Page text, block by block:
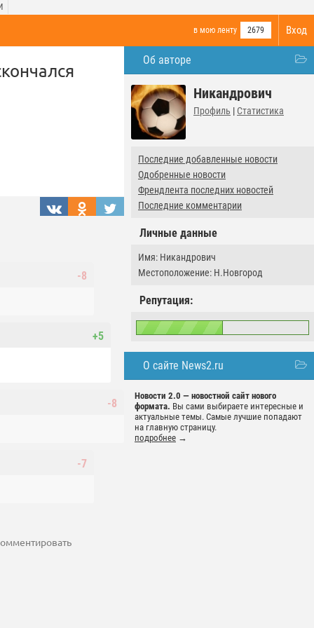
Вход
в мою ленту 2679
Об авторе
Никандрович
Профиль | Статистика
Последние добавленные новости
Одобренные новости
Френдлента последних новостей
Последние комментарии
Личные данные
Имя: Никандрович
Местоположение: Н.Новгород
Репутация:
О сайте News2.ru
Новости 2.0 — новостной сайт нового
формата. Вы сами выбираете интересные и
актуальные темы. Самые лучшие попадают
на главную страницу.
подробнее →
-8
+5
-8
-7